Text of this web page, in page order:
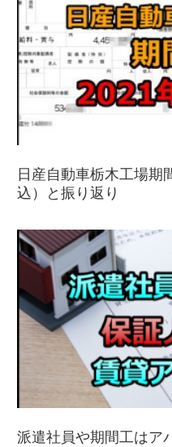
日産自動車栃木工場期
込）と振り返り
派遣社員や期間工はア